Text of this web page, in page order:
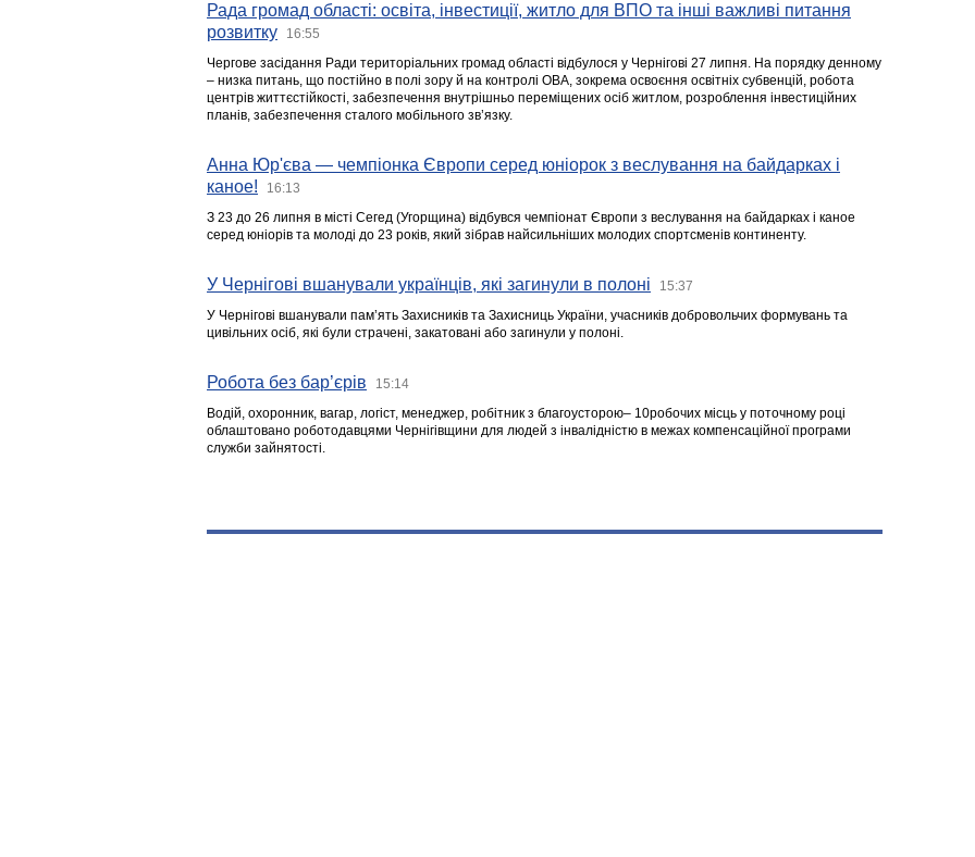
Рада громад області: освіта, інвестиції, житло для ВПО та інші важливі питання
розвитку
16:55
Чергове засідання Ради територіальних громад області відбулося у Чернігові 27 липня. На порядку денному
– низка питань, що постійно в полі зору й на контролі ОВА, зокрема освоєння освітніх субвенцій, робота
центрів життєстійкості, забезпечення внутрішньо переміщених осіб житлом, розроблення інвестиційних
планів, забезпечення сталого мобільного зв’язку.
Анна Юр'єва — чемпіонка Європи серед юніорок з веслування на байдарках і
каное!
16:13
З 23 до 26 липня в місті Сегед (Угорщина) відбувся чемпіонат Європи з веслування на байдарках і каное
серед юніорів та молоді до 23 років, який зібрав найсильніших молодих спортсменів континенту.
У Чернігові вшанували українців, які загинули в полоні 15:37
У Чернігові вшанували пам’ять Захисників та Захисниць України, учасників добровольчих формувань та
цивільних осіб, які були страчені, закатовані або загинули у полоні.
Робота без бар’єрів 15:14
Водій, охоронник, вагар, логіст, менеджер, робітник з благоусторою– 10робочих місць у поточному році
облаштовано роботодавцями Чернігівщини для людей з інвалідністю в межах компенсаційної програми
служби зайнятості.